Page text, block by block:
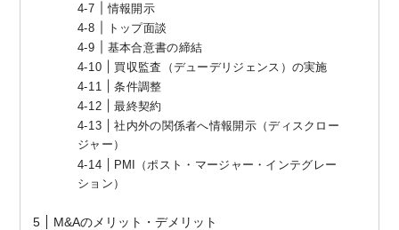
情報開示
トップ面談
基本合意書の締結
買収監査（デューデリジェンス）の実施
条件調整
最終契約
社内外の関係者へ情報開示（ディスクロー
ジャー）
PMI（ポスト・マージャー・インテグレー
ション）
M&Aのメリット・デメリット